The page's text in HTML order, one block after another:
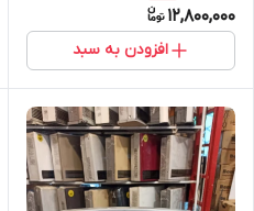
12,800,000
افزودن به سبد